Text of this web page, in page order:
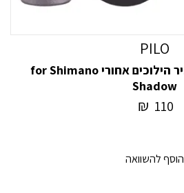
PILO
חולית מתאם למעביר הילוכים אחורי for Shimano
Shadow
110
₪
הוסף להשוואה